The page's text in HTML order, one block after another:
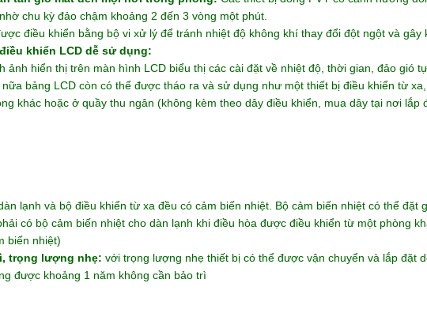
chu kỳ đảo chậm khoảng 2 đến 3 vòng một phút.
điều khiển bằng bộ vi xử lý để tránh nhiệt độ không khí thay đổi đột ngột và gây
khiển LCD dễ sử dụng:
ảnh hiển thị trên màn hình LCD biểu thị các cài đặt về nhiệt độ, thời gian, đảo gió
bảng LCD còn có thể được tháo ra và sử dụng như một thiết bị điều khiển từ
khác hoặc ở quầy thu ngân (không kèm theo dây điều khiển, mua dây tại nơi lắp
lạnh và bộ điều khiển từ xa đều có cảm biến nhiệt. Bộ cảm biến nhiệt có thể đặt
có bộ cảm biến nhiệt cho dàn lạnh khi điều hòa được điều khiển từ một phòng
biến nhiệt)
trọng lượng nhẹ: với trọng lượng nhẹ thiết bị có thể được vận chuyển và lắp đặt
được khoảng 1 năm không cần bảo trì